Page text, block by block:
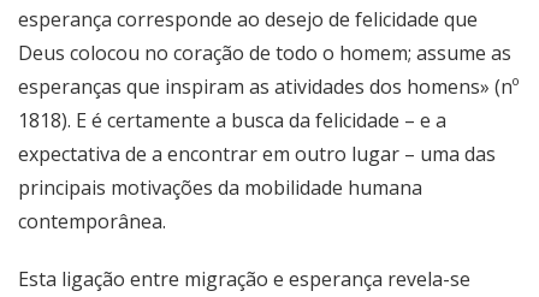
esperança corresponde ao desejo de felicidade que
Deus colocou no coração de todo o homem; assume as
esperanças que inspiram as atividades dos homens» (nº
1818). E é certamente a busca da felicidade – e a
expectativa de a encontrar em outro lugar – uma das
principais motivações da mobilidade humana
contemporânea.
Esta ligação entre migração e esperança revela-se